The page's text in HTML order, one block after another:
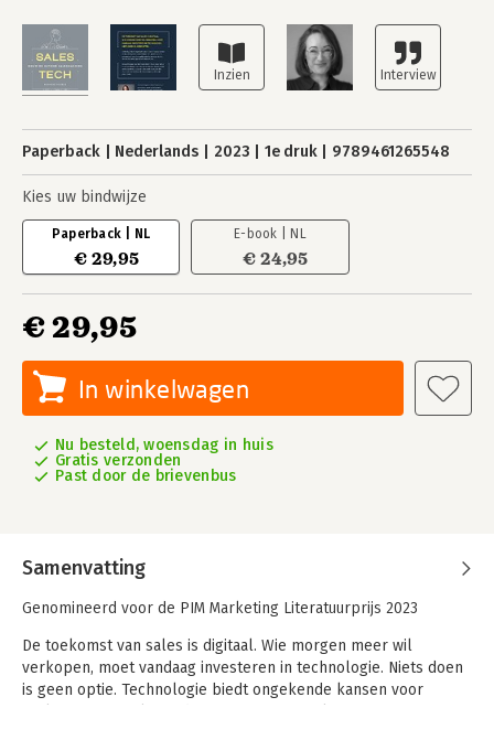
Paperback Nederlands 2023 1e druk 9789461265548
Kies uw bindwijze
Paperback | NL
€ 29,95
E-book | NL
€ 24,95
€ 29,95
In winkelwagen
Nu besteld, woensdag in huis
Gratis verzonden
Past door de brievenbus
Samenvatting
Genomineerd voor de PIM Marketing Literatuurprijs 2023
De toekomst van sales is digitaal. Wie morgen meer wil
verkopen, moet vandaag investeren in technologie. Niets doen
is geen optie. Technologie biedt ongekende kansen voor